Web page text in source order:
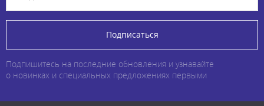
Подписаться
Подпишитесь на последние обновления и узнавайте
о новинках и специальных предложениях первыми